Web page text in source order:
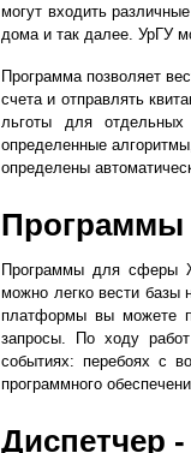
могут входить
дома и так далее. УрГУ
Программа позволяет
счета и отправлять
льготы для
определенные
определены
Программы для сферы
можно легко вести базы
платформы вы можете
запросы. По ходу
событиях: перебоях с
программного
Диспетчер